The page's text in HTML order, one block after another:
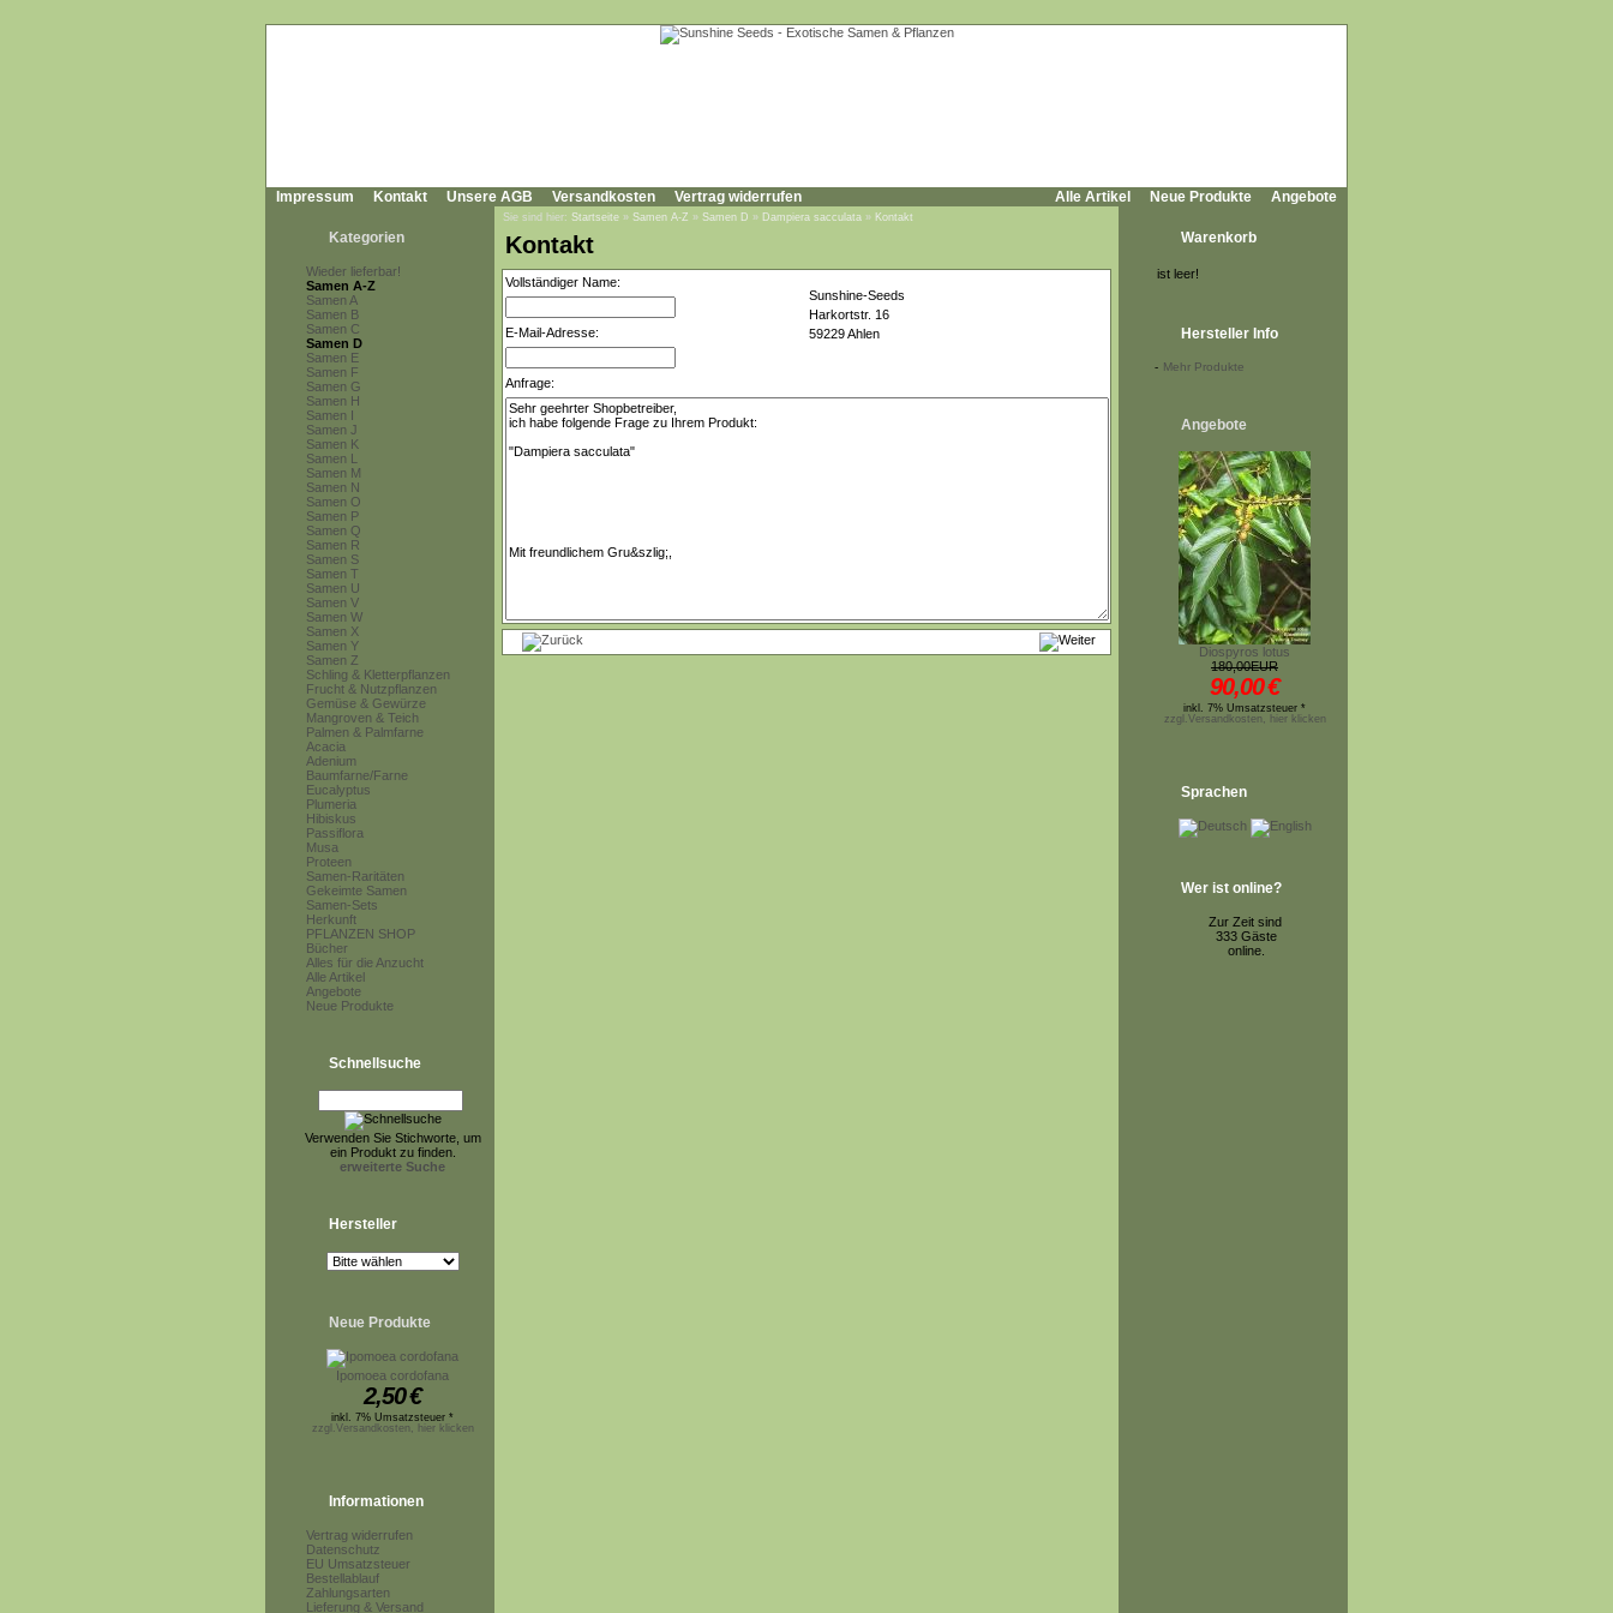
Impressum Kontakt Unsere AGB Versandkosten Vertrag widerrufen Alle Artikel Neue Produkte Angebote
Kategorien
Wieder lieferbar!
Samen A-Z
Samen A
Samen B
Samen C
Samen D
Samen E
Samen F
Samen G
Samen H
Samen I
Samen J
Samen K
Samen L
Samen M
Samen N
Samen O
Samen P
Samen Q
Samen R
Samen S
Samen T
Samen U
Samen V
Samen W
Samen X
Samen Y
Samen Z
Schling & Kletterpflanzen
Frucht & Nutzpflanzen
Gemüse & Gewürze
Mangroven & Teich
Palmen & Palmfarne
Acacia
Adenium
Baumfarne/Farne
Eucalyptus
Plumeria
Hibiskus
Passiflora
Musa
Proteen
Samen-Raritäten
Gekeimte Samen
Samen-Sets
Herkunft
PFLANZEN SHOP
Bücher
Alles für die Anzucht
Alle Artikel
Angebote
Neue Produkte
Schnellsuche
Verwenden Sie Stichworte, um
ein Produkt zu finden.
erweiterte Suche
Hersteller
Neue Produkte
Ipomoea cordofana
2,50€
inkl. 7% Umsatzsteuer *
zzgl.Versandkosten, hier klicken
Informationen
Vertrag widerrufen
Datenschutz
EU Umsatzsteuer
Bestellablauf
Zahlungsarten
Lieferung & Versand
Sie sind hier: Startseite » Samen A-Z » Samen D » Dampiera sacculata » Kontakt
Kontakt
Vollständiger Name:
Sunshine-Seeds
Harkortstr. 16
59229 Ahlen
E-Mail-Adresse:
Anfrage:
Warenkorb
ist leer!
Hersteller Info
- Mehr Produkte
Angebote
Diospyros lotus
180,00EUR
90,00€
inkl. 7% Umsatzsteuer *
zzgl.Versandkosten, hier klicken
Sprachen
Wer ist online?
Zur Zeit sind
333 Gäste
online.